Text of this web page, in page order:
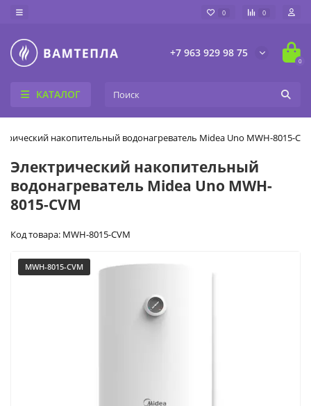
0 0
+7 963 929 98 75
0
КАТАЛОГ
накопительный водонагреватель Midea Uno MWH-8015-
Электрический накопительный
водонагреватель Midea Uno MWH-
8015-CVM
Код товара: MWH-8015-CVM
MWH-8015-CVM